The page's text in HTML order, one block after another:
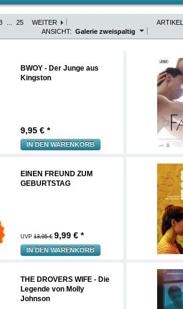
25 WEITER
ANSICHT: Galerie zweispaltig
BWOY - Der Junge aus
Kingston
9,95 € *
IN DEN WARENKORB
EINEN FREUND ZUM
GEBURTSTAG
UVP 13,95 € 9,99 € *
IN DEN WARENKORB
THE DROVERS WIFE - Die
Legende von Molly
Johnson